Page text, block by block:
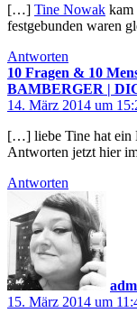
[…] Tine Nowak kam
festgebunden waren
Antworten
10 Fragen & 10
BAMBERGER |
14. März 2014 um
[…] liebe Tine hat ein
Antworten jetzt hier
Antworten
15. März 2014 um